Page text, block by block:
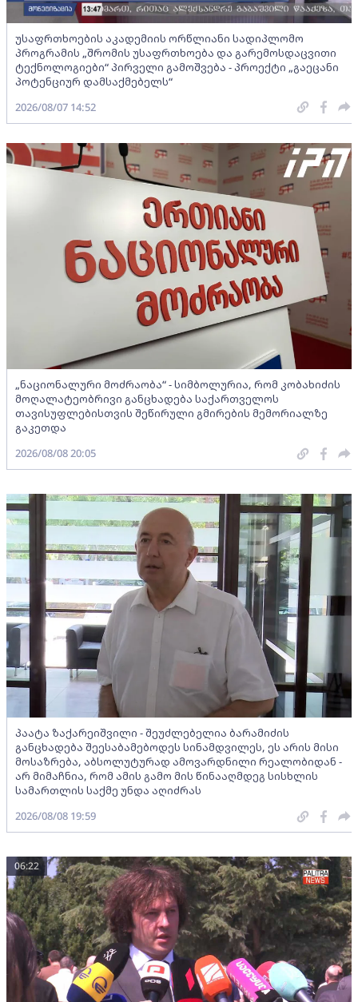
უსაფრთხოების აკადემიის ორწლიანი სადიპლომო
პროგრამის „შრომის უსაფრთხოება და გარემოსდაცვითი
ტექნოლოგიები“ პირველი გამოშვება - პროექტი „გაეცანი
პოტენციურ დამსაქმებელს“
2026/08/07 14:52
„ნაციონალური მოძრაობა“ - სიმბოლურია, რომ კობახიძის
მოღალატეობრივი განცხადება საქართველოს
თავისუფლებისთვის შეწირული გმირების მემორიალზე
გაკეთდა
2026/08/08 20:05
პაატა ზაქარეიშვილი - შეუძლებელია ბარამიძის
განცხადება შეესაბამებოდეს სინამდვილეს, ეს არის მისი
მოსაზრება, აბსოლუტურად ამოვარდნილი რეალობიდან -
არ მიმაჩნია, რომ ამის გამო მის წინააღმდეგ სისხლის
სამართლის საქმე უნდა აღიძრას
2026/08/08 19:59
06:22